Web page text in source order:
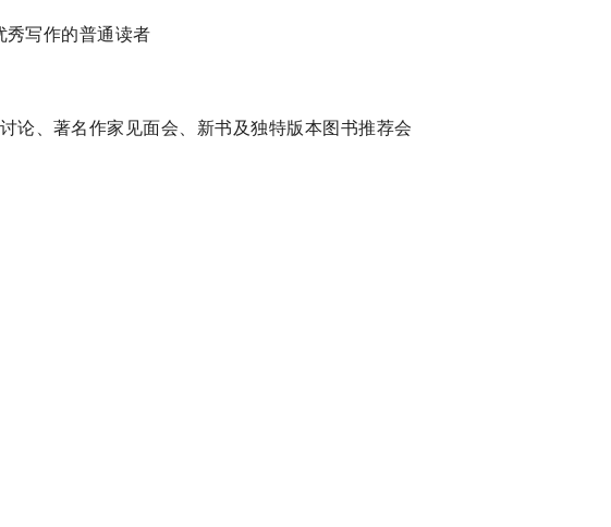
写作的普通读者
、著名作家见面会、新书及独特版本图书推荐会